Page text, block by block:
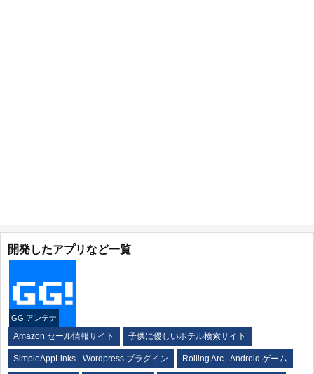
開発したアプリなど一覧
GG!アンテナ
Amazon セール情報サイト 子供に優しいホテル検索サイト
SimpleAppLinks - Wordpress プラグイン Rolling Arc - Android ゲーム